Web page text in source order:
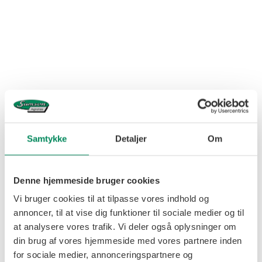
Samtykke Detaljer Om
Denne hjemmeside bruger cookies
Vi bruger cookies til at tilpasse vores indhold og
annoncer, til at vise dig funktioner til sociale medier og til
at analysere vores trafik. Vi deler også oplysninger om
din brug af vores hjemmeside med vores partnere inden
for sociale medier, annonceringspartnere og
Dato
30.06.18
NY DISTRIKTSCHEF
Ulrik Thorlak er pr. 1. marts ansat som Distriktschef
hos Samson Agrolize.